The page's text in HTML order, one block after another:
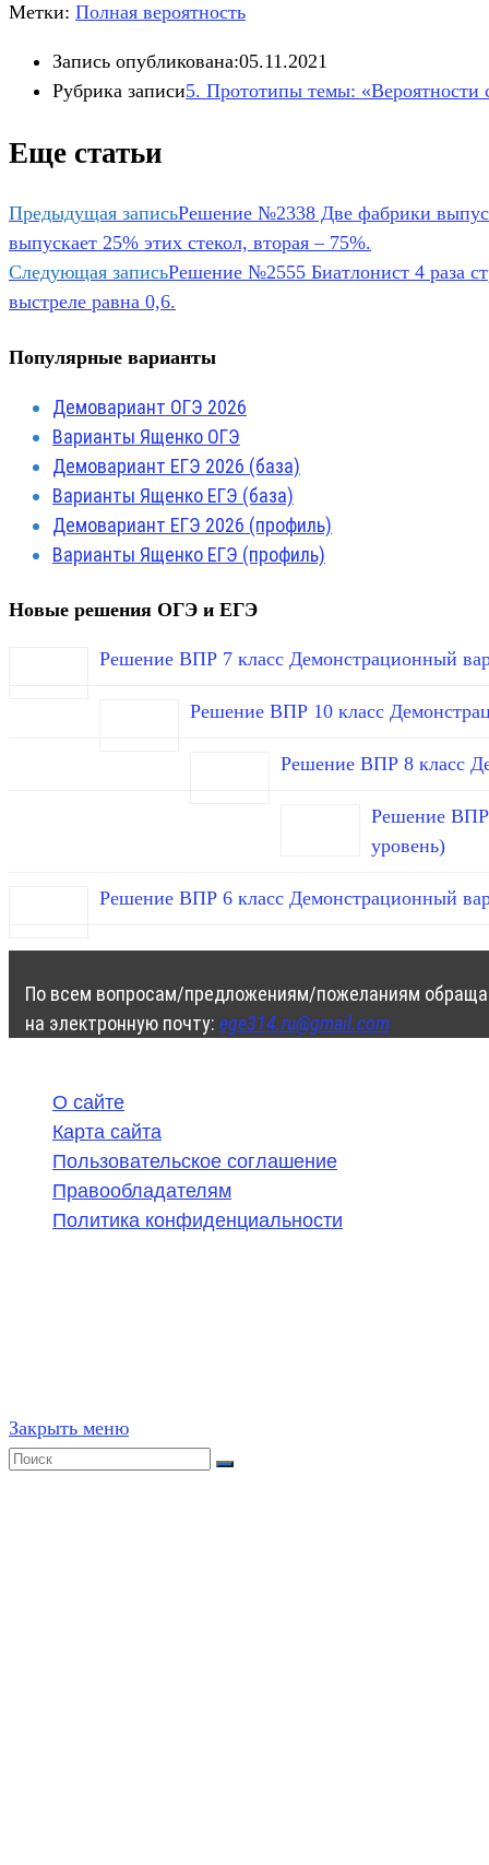
Метки: Полная вероятность
Запись опубликована:05.11.2021
Рубрика записи5. Прототипы темы:
Еще статьи
Предыдущая записьРешение №2338 Две фабрики
выпускает 25% этих стекол, вторая – 75%.
Следующая записьРешение №2555 Биатлонист 4 раза
выстреле равна 0,6.
Популярные варианты
Демовариант ОГЭ 2026
Варианты Ященко ОГЭ
Демовариант ЕГЭ 2026 (база)
Варианты Ященко ЕГЭ (база)
Демовариант ЕГЭ 2026 (профиль)
Варианты Ященко ЕГЭ (профиль)
Новые решения ОГЭ и ЕГЭ
Решение ВПР 7 класс Демонстрационный
Решение ВПР 10 класс
Решение ВПР 8 класс
Решение ВПР
уровень)
Решение ВПР 6 класс Демонстрационный
По всем вопросам/предложениям/пожеланиям
на электронную почту: ege314.ru@gmail.com
О сайте
Карта сайта
Пользовательское соглашение
Правообладателям
Политика конфиденциальности
Закрыть меню